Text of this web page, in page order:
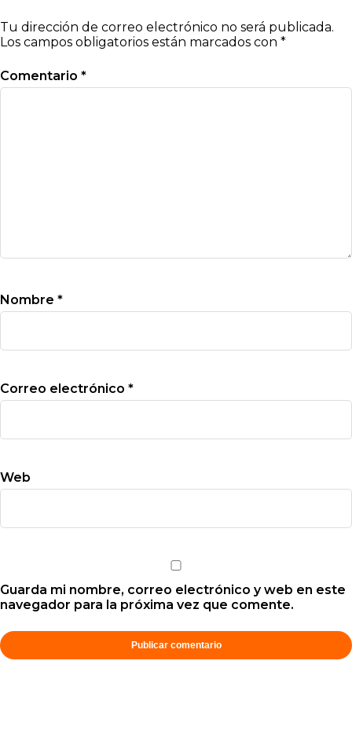
Tu dirección de correo electrónico no será publicada.
Los campos obligatorios están marcados con *
Comentario *
Nombre *
Correo electrónico *
Web
Guarda mi nombre, correo electrónico y web en este
navegador para la próxima vez que comente.